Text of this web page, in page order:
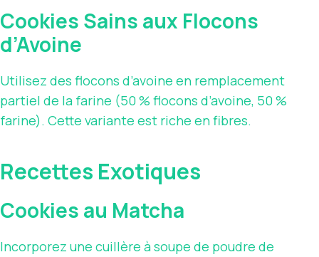
Cookies Sains aux Flocons
d’Avoine
Utilisez des flocons d’avoine en remplacement
partiel de la farine (50 % flocons d’avoine, 50 %
farine). Cette variante est riche en fibres.
Recettes Exotiques
Cookies au Matcha
Incorporez une cuillère à soupe de poudre de